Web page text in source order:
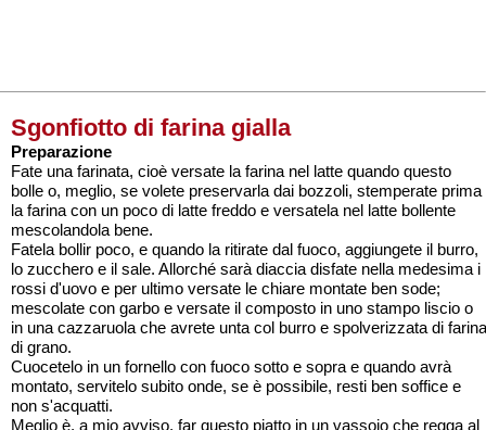
Sgonfiotto di farina gialla
Preparazione
Fate una farinata, cioè versate la farina nel latte quando questo
bolle o, meglio, se volete preservarla dai bozzoli, stemperate prima
la farina con un poco di latte freddo e versatela nel latte bollente
mescolandola bene.
Fatela bollir poco, e quando la ritirate dal fuoco, aggiungete il burro,
lo zucchero e il sale. Allorché sarà diaccia disfate nella medesima i
rossi d'uovo e per ultimo versate le chiare montate ben sode;
mescolate con garbo e versate il composto in uno stampo liscio o
in una cazzaruola che avrete unta col burro e spolverizzata di farina
di grano.
Cuocetelo in un fornello con fuoco sotto e sopra e quando avrà
montato, servitelo subito onde, se è possibile, resti ben soffice e
non s'acquatti.
Meglio è, a mio avviso, far questo piatto in un vassoio che regga al